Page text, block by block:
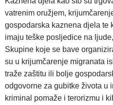
vatrenim oružjem,
gospodarska kaznena djela te
imaju teške posljedice na
Skupine koje se bave
su u krijumčarenje migranata
traže zaštitu ili bolje
odgovorne za gubitke života u
kriminal pomaže i terorizmu i